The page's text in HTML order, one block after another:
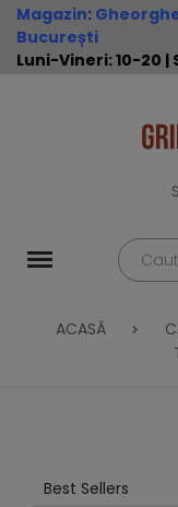
Magazin:
București
Luni-Vineri: 10-20 |
ACASĂ
Best Sellers